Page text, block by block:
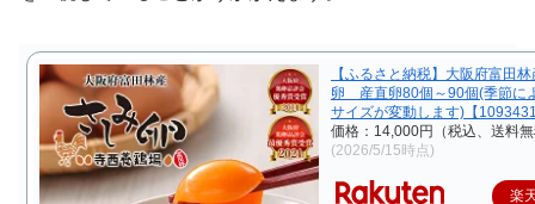
【ふるさと納税】大阪府富田
卵 産直卵80個～90個(季節に
サイズが変動します)【
価格：14,000円（税込、送料
(2026/5/15時点)
楽